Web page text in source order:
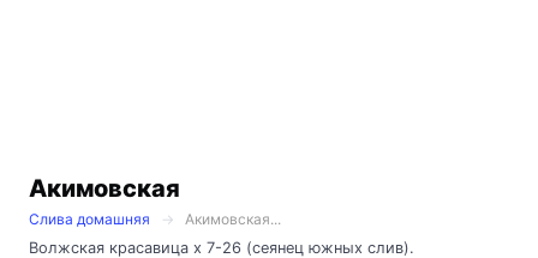
Акимовская
Слива домашняя
Акимовская...
Волжская красавица х 7-26 (сеянец южных слив).